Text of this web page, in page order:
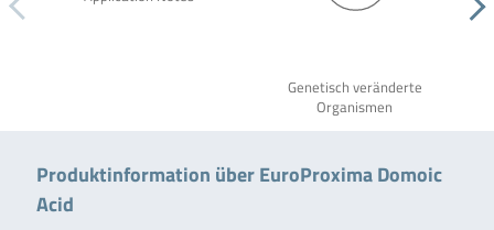
Genetisch veränderte
Organismen
Produktinformation über EuroProxima Domoic
Acid